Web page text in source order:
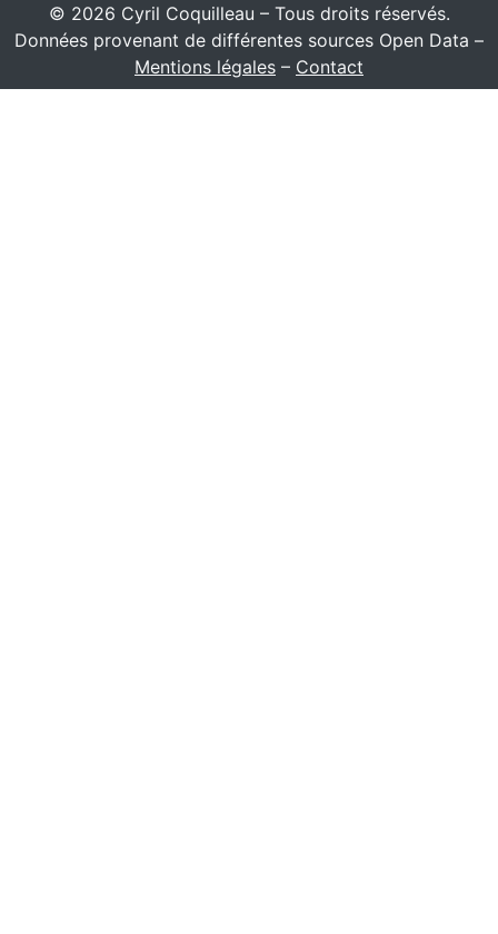
© 2026 Cyril Coquilleau – Tous droits réservés.
Données provenant de différentes sources Open Data –
Mentions légales – Contact